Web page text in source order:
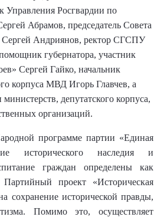
Управления Росгвардии по
Абрамов, председатель Совета
Сергей Андриянов, ректор СГСПУ
губернатора, участник
Сергей Гайко, начальник
корпуса МВД Игорь Главчев, а
министерств, депутатского корпуса,
организаций.
программе партии «Единая
исторического наследия и
граждан определены как
проект «Историческая
сохранение исторической правды,
Помимо это, осуществляет